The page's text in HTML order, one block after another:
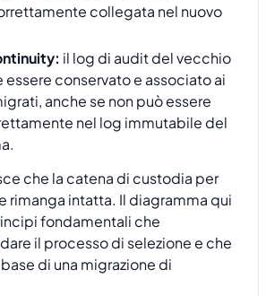
collegata nel nuovo
il log di audit del vecchio
essere conservato e associato ai
anche se non può essere
nel log immutabile del
che la catena di custodia per
rimanga intatta. Il diagramma qui
fondamentali che
il processo di selezione e che
di una migrazione di